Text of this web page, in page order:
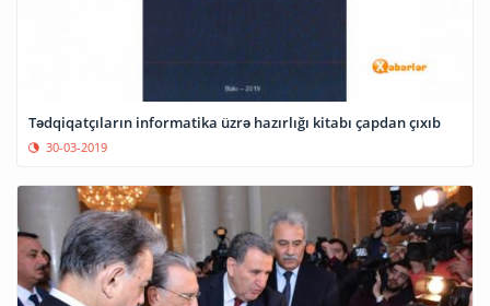
Tədqiqatçıların informatika üzrə hazırlığı kitabı çapdan çıxıb
30-03-2019